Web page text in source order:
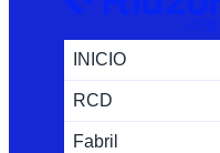
INICIO
RCD
Fabril